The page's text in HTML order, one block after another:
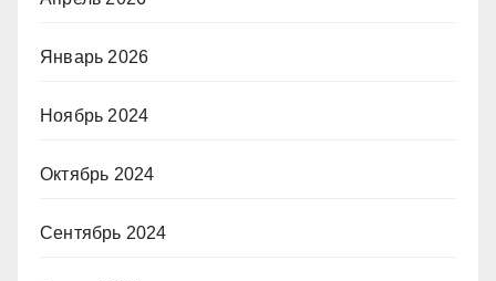
Январь 2026
Ноябрь 2024
Октябрь 2024
Сентябрь 2024